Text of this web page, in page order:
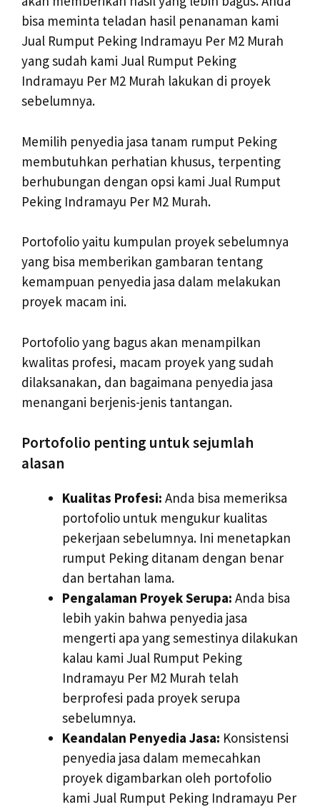
bisa meminta teladan hasil penanaman kami
Jual Rumput Peking Indramayu Per M2 Murah
yang sudah kami Jual Rumput Peking
Indramayu Per M2 Murah lakukan di proyek
sebelumnya.
Memilih penyedia jasa tanam rumput Peking
membutuhkan perhatian khusus, terpenting
berhubungan dengan opsi kami Jual Rumput
Peking Indramayu Per M2 Murah.
Portofolio yaitu kumpulan proyek sebelumnya
yang bisa memberikan gambaran tentang
kemampuan penyedia jasa dalam melakukan
proyek macam ini.
Portofolio yang bagus akan menampilkan
kwalitas profesi, macam proyek yang sudah
dilaksanakan, dan bagaimana penyedia jasa
menangani berjenis-jenis tantangan.
Portofolio penting untuk sejumlah
alasan
Kualitas Profesi: Anda bisa memeriksa
portofolio untuk mengukur kualitas
pekerjaan sebelumnya. Ini menetapkan
rumput Peking ditanam dengan benar
dan bertahan lama.
Pengalaman Proyek Serupa: Anda bisa
lebih yakin bahwa penyedia jasa
mengerti apa yang semestinya dilakukan
kalau kami Jual Rumput Peking
Indramayu Per M2 Murah telah
berprofesi pada proyek serupa
sebelumnya.
Keandalan Penyedia Jasa: Konsistensi
penyedia jasa dalam memecahkan
proyek digambarkan oleh portofolio
kami Jual Rumput Peking Indramayu Per